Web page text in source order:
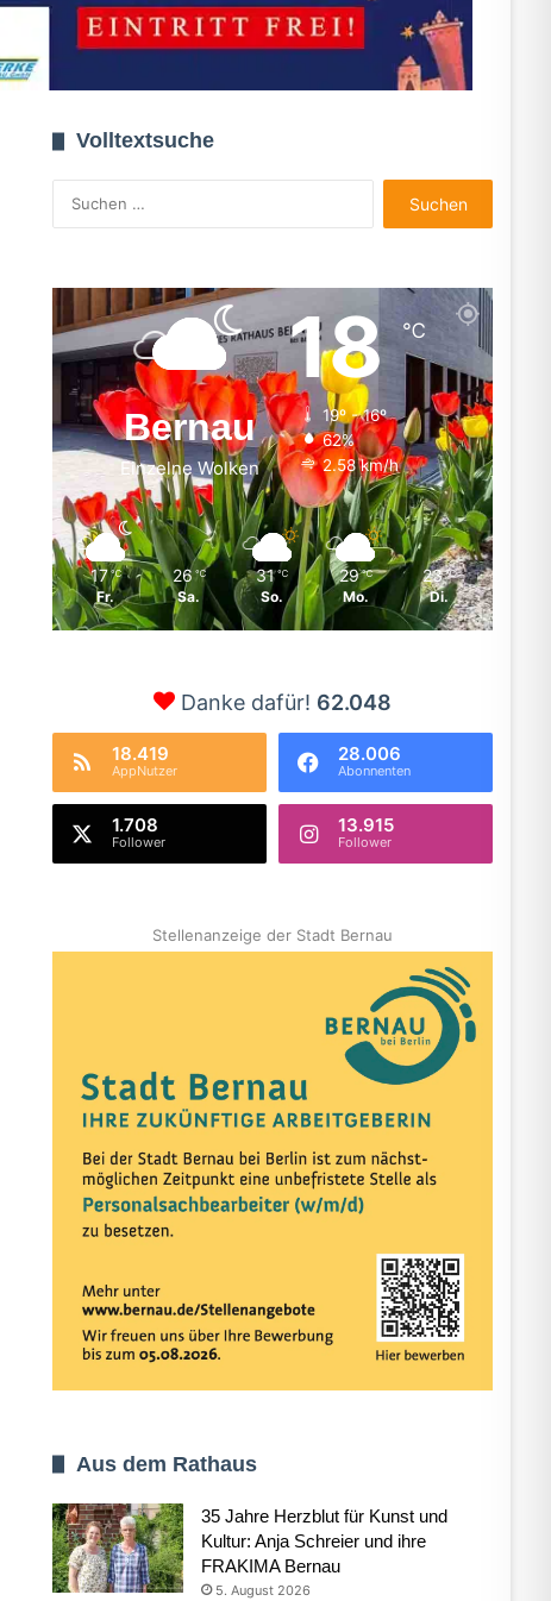
Volltextsuche
nach:
Bernau
Einzelne Wolken
18℃
19º - 16º
62%
2.58 km/h
17 ℃
Fr.
26 ℃
Sa.
31 ℃
So.
29 ℃
Mo.
23 ℃
Di.
Danke dafür! 62.048
18.419
AppNutzer
28.006
Abonnenten
1.708
Follower
13.915
Follower
Stellenanzeige der Stadt Bernau
Aus dem Rathaus
35 Jahre Herzblut für Kunst und
Kultur: Anja Schreier und ihre
FRAKIMA Bernau
5. August 2026